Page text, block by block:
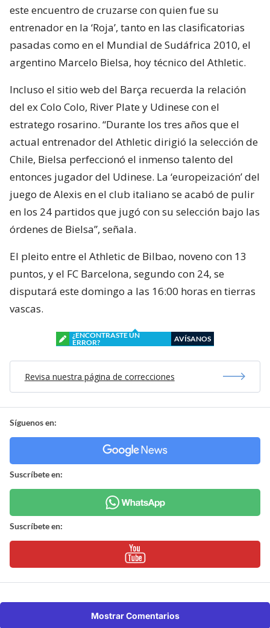
este encuentro de cruzarse con quien fue su
entrenador en la ‘Roja’, tanto en las clasificatorias
pasadas como en el Mundial de Sudáfrica 2010, el
argentino Marcelo Bielsa, hoy técnico del Athletic.
Incluso el sitio web del Barça recuerda la relación
del ex Colo Colo, River Plate y Udinese con el
estratego rosarino. “Durante los tres años que el
actual entrenador del Athletic dirigió la selección de
Chile, Bielsa perfeccionó el inmenso talento del
entonces jugador del Udinese. La ‘europeización’ del
juego de Alexis en el club italiano se acabó de pulir
en los 24 partidos que jugó con su selección bajo las
órdenes de Bielsa”, señala.
El pleito entre el Athletic de Bilbao, noveno con 13
puntos, y el FC Barcelona, segundo con 24, se
disputará este domingo a las 16:00 horas en tierras
vascas.
¿ENCONTRASTE UN
ERROR?
AVÍSANOS
Revisa nuestra página de correcciones
Síguenos en:
Suscríbete en:
Suscríbete en:
Mostrar Comentarios